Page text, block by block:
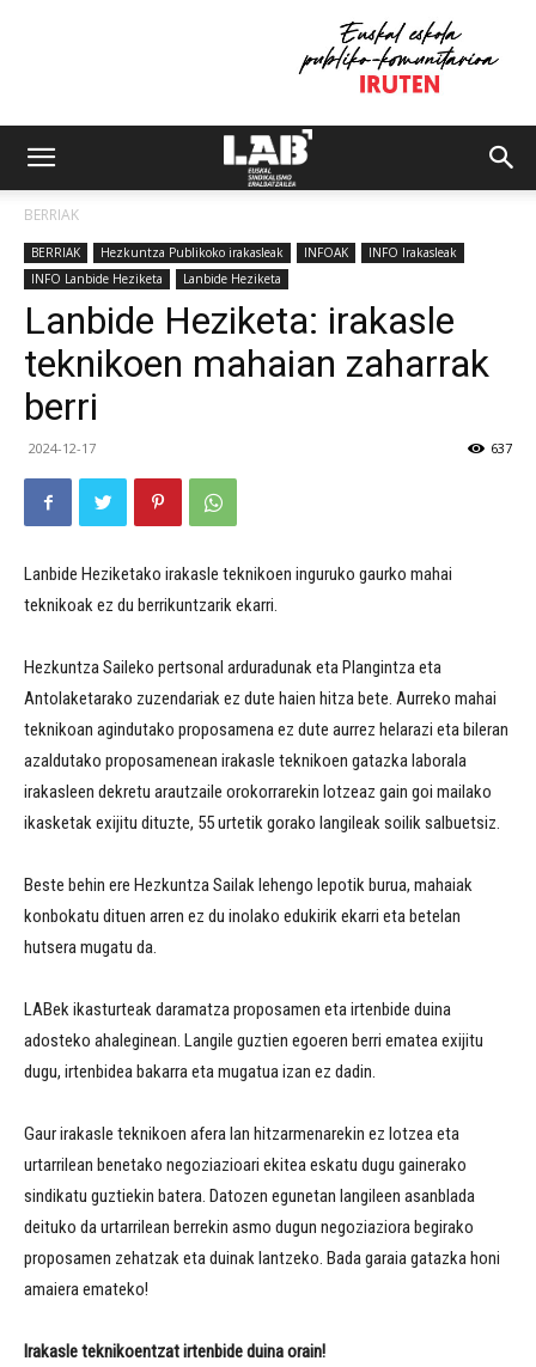
BERRIAK
BERRIAK Hezkuntza Publikoko irakasleak INFOAK
INFO Irakasleak
INFO Lanbide Heziketa
Lanbide Heziketa
Lanbide Heziketa: irakasle
teknikoen mahaian zaharrak
berri
2024-12-17 637
Lanbide Heziketako irakasle teknikoen inguruko gaurko mahai
teknikoak ez du berrikuntzarik ekarri.
Hezkuntza Saileko pertsonal arduradunak eta Plangintza eta
Antolaketarako zuzendariak ez dute haien hitza bete. Aurreko mahai
teknikoan agindutako proposamena ez dute aurrez helarazi eta bileran
azaldutako proposamenean irakasle teknikoen gatazka laborala
irakasleen dekretu arautzaile orokorrarekin lotzeaz gain goi mailako
ikasketak exijitu dituzte, 55 urtetik gorako langileak soilik salbuetsiz.
Beste behin ere Hezkuntza Sailak lehengo lepotik burua, mahaiak
konbokatu dituen arren ez du inolako edukirik ekarri eta betelan
hutsera mugatu da.
LABek ikasturteak daramatza proposamen eta irtenbide duina
adosteko ahaleginean. Langile guztien egoeren berri ematea exijitu
dugu, irtenbidea bakarra eta mugatua izan ez dadin.
Gaur irakasle teknikoen afera lan hitzarmenarekin ez lotzea eta
urtarrilean benetako negoziazioari ekitea eskatu dugu gainerako
sindikatu guztiekin batera. Datozen egunetan langileen asanblada
deituko da urtarrilean berrekin asmo dugun negoziaziora begirako
proposamen zehatzak eta duinak lantzeko. Bada garaia gatazka honi
amaiera emateko!
Irakasle teknikoentzat irtenbide duina orain!